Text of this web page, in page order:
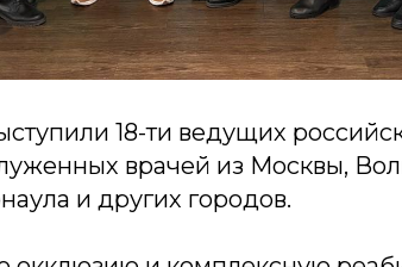
18-ти ведущих
врачей из Москвы,
и других городов.